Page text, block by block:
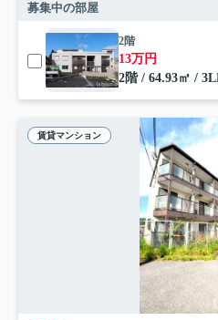
募集中の部屋
2階
13万円
2階 / 64.93㎡ /
賃貸マンション